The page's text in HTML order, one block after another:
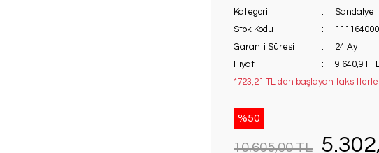
Kategori
Sandalye
Stok Kodu
Garanti Süresi
24 Ay
Fiyat
9.640,91
*723,21 TL den başlayan
%50
10.605,00 TL